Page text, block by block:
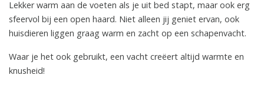
Lekker warm aan de voeten als je uit bed stapt, maar ook erg
sfeervol bij een open haard. Niet alleen jij geniet ervan, ook
huisdieren liggen graag warm en zacht op een schapenvacht.
Waar je het ook gebruikt, een vacht creëert altijd warmte en
knusheid!